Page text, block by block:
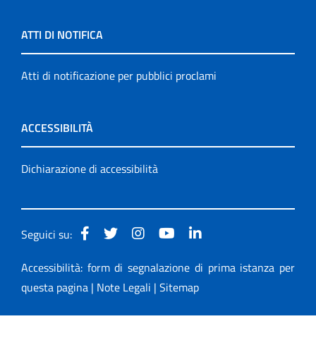
ATTI DI NOTIFICA
Atti di notificazione per pubblici proclami
ACCESSIBILITÀ
Dichiarazione di accessibilità
Seguici su:
Accessibilità: form di segnalazione di prima istanza per
questa pagina | Note Legali | Sitemap